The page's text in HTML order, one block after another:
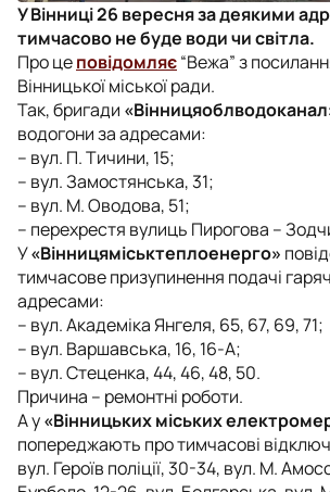
У Вінниці 26 вересня за деякими
тимчасово не буде води чи світла.
Про цеповідомляє“Вежа” з
Вінницької міської ради.
Так, бригади
водогони за адресами:
– вул. П. Тичини, 15;
– вул. Замостянська, 31;
– вул. М. Оводова, 51;
– перехрестя вулиць Пирогова –
У«Вінницяміськтеплоенерго»
тимчасове призупинення подачі
адресами:
– вул. Академіка Янгеля, 65, 67, 69, 71;
– вул. Варшавська, 16, 16-А;
– вул. Стеценка, 44, 46, 48, 50.
Причина – ремонтні роботи.
А у«Вінницьких міських
попереджають про тимчасові
вул. Героїв поліції, 30-34, вул. М.